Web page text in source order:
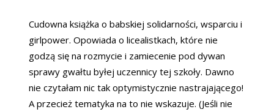
Cudowna książka o babskiej solidarności, wsparciu i
girlpower. Opowiada o licealistkach, które nie
godzą się na rozmycie i zamiecenie pod dywan
sprawy gwałtu byłej uczennicy tej szkoły. Dawno
nie czytałam nic tak optymistycznie nastrajającego!
A przecież tematyka na to nie wskazuje. (Jeśli nie